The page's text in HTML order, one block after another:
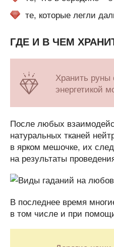
те, которые легли
ГДЕ И В ЧЕМ
Хранить руны
энергетикой
После любых
натуральных тканей
в ярком мешочке, их
на результаты
В последнее время
в том числе и при